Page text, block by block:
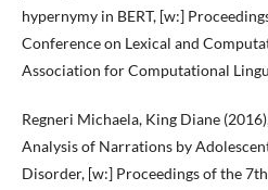
hypernymy in BERT, [w:]
Conference on Lexical and
Association for Computational
Regneri Michaela, King Diane
Analysis of Narrations by
Disorder, [w:] Proceedings of the